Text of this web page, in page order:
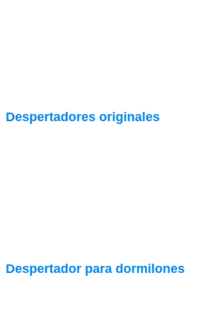
Despertadores originales
Despertador para dormilones